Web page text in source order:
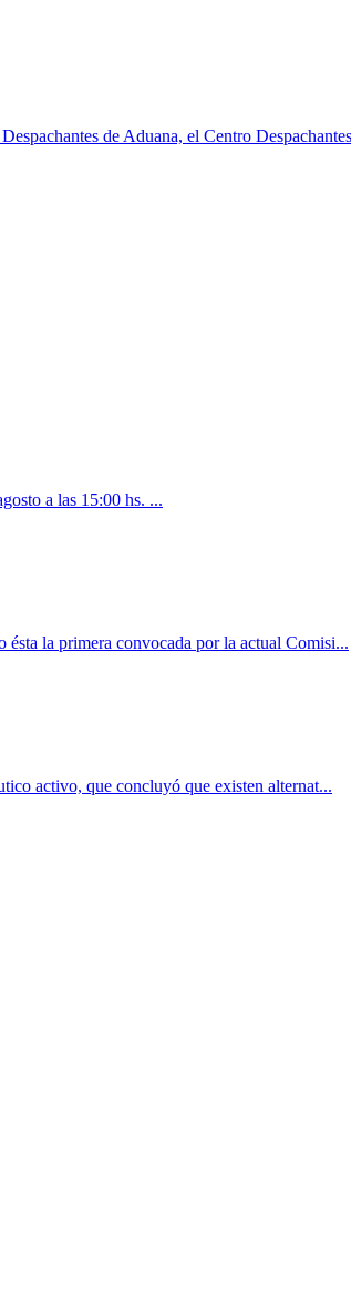
de Aduana, el Centro
a las 15:00 hs. ...
ésta la primera convocada por la actual Comisi...
activo, que concluyó que existen alternat...